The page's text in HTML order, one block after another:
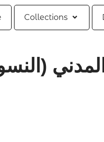
Collections